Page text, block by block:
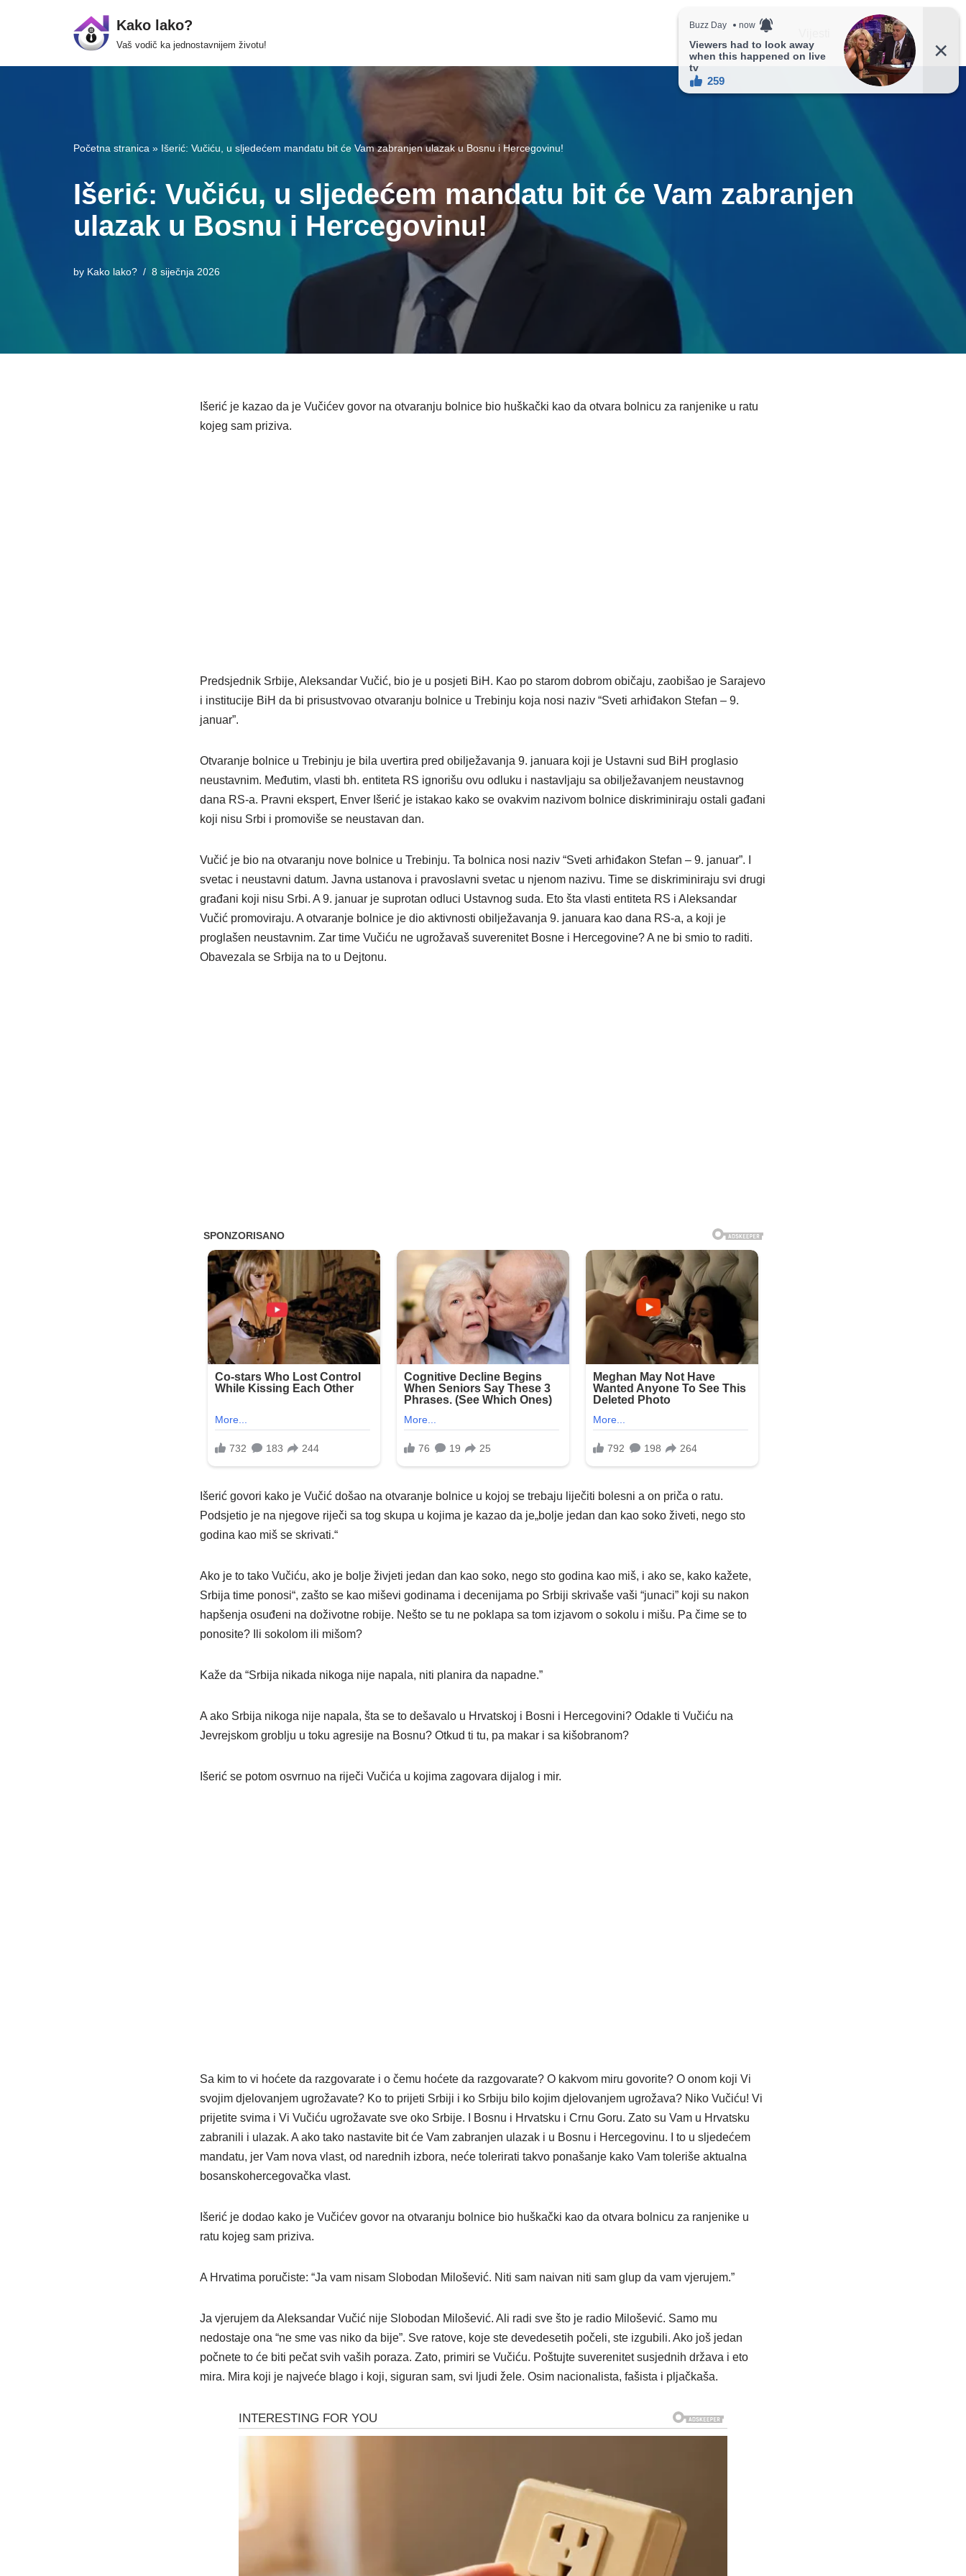
Kako lako?
Vaš vodič ka jednostavnijem životu!
Recepti
Početna stranica » Išerić: Vučiću, u sljedećem mandatu bit će Vam zabranjen ulazak u Bosnu i Hercegovinu!
Išerić: Vučiću, u sljedećem mandatu bit će Vam zabranjen
ulazak u Bosnu i Hercegovinu!
by Kako lako? 8 siječnja 2026
Išerić je kazao da je Vučićev govor na otvaranju bolnice bio huškački kao da otvara bolnicu za ranjenike u ratu
kojeg sam priziva.
Predsjednik Srbije, Aleksandar Vučić, bio je u posjeti BiH. Kao po starom dobrom običaju, zaobišao je Sarajevo
i institucije BiH da bi prisustvovao otvaranju bolnice u Trebinju koja nosi naziv “Sveti arhiđakon Stefan – 9.
januar”.
Otvaranje bolnice u Trebinju je bila uvertira pred obilježavanja 9. januara koji je Ustavni sud BiH proglasio
neustavnim. Međutim, vlasti bh. entiteta RS ignorišu ovu odluku i nastavljaju sa obilježavanjem neustavnog
dana RS-a. Pravni ekspert, Enver Išerić je istakao kako se ovakvim nazivom bolnice diskriminiraju ostali gađani
koji nisu Srbi i promoviše se neustavan dan.
Vučić je bio na otvaranju nove bolnice u Trebinju. Ta bolnica nosi naziv “Sveti arhiđakon Stefan – 9. januar”. I
svetac i neustavni datum. Javna ustanova i pravoslavni svetac u njenom nazivu. Time se diskriminiraju svi drugi
građani koji nisu Srbi. A 9. januar je suprotan odluci Ustavnog suda. Eto šta vlasti entiteta RS i Aleksandar
Vučić promoviraju. A otvaranje bolnice je dio aktivnosti obilježavanja 9. januara kao dana RS-a, a koji je
proglašen neustavnim. Zar time Vučiću ne ugrožavaš suverenitet Bosne i Hercegovine? A ne bi smio to raditi.
Obavezala se Srbija na to u Dejtonu.
Išerić govori kako je Vučić došao na otvaranje bolnice u kojoj se trebaju liječiti bolesni a on priča o ratu.
Podsjetio je na njegove riječi sa tog skupa u kojima je kazao da je„bolje jedan dan kao soko živeti, nego sto
godina kao miš se skrivati.“
Ako je to tako Vučiću, ako je bolje živjeti jedan dan kao soko, nego sto godina kao miš, i ako se, kako kažete,
Srbija time ponosi“, zašto se kao miševi godinama i decenijama po Srbiji skrivaše vaši “junaci” koji su nakon
hapšenja osuđeni na doživotne robije. Nešto se tu ne poklapa sa tom izjavom o sokolu i mišu. Pa čime se to
ponosite? Ili sokolom ili mišom?
Kaže da “Srbija nikada nikoga nije napala, niti planira da napadne.”
A ako Srbija nikoga nije napala, šta se to dešavalo u Hrvatskoj i Bosni i Hercegovini? Odakle ti Vučiću na
Jevrejskom groblju u toku agresije na Bosnu? Otkud ti tu, pa makar i sa kišobranom?
Išerić se potom osvrnuo na riječi Vučića u kojima zagovara dijalog i mir.
Sa kim to vi hoćete da razgovarate i o čemu hoćete da razgovarate? O kakvom miru govorite? O onom koji Vi
svojim djelovanjem ugrožavate? Ko to prijeti Srbiji i ko Srbiju bilo kojim djelovanjem ugrožava? Niko Vučiću! Vi
prijetite svima i Vi Vučiću ugrožavate sve oko Srbije. I Bosnu i Hrvatsku i Crnu Goru. Zato su Vam u Hrvatsku
zabranili i ulazak. A ako tako nastavite bit će Vam zabranjen ulazak i u Bosnu i Hercegovinu. I to u sljedećem
mandatu, jer Vam nova vlast, od narednih izbora, neće tolerirati takvo ponašanje kako Vam toleriše aktualna
bosanskohercegovačka vlast.
Išerić je dodao kako je Vučićev govor na otvaranju bolnice bio huškački kao da otvara bolnicu za ranjenike u
ratu kojeg sam priziva.
A Hrvatima poručiste: “Ja vam nisam Slobodan Milošević. Niti sam naivan niti sam glup da vam vjerujem.”
Ja vjerujem da Aleksandar Vučić nije Slobodan Milošević. Ali radi sve što je radio Milošević. Samo mu
nedostaje ona “ne sme vas niko da bije”. Sve ratove, koje ste devedesetih počeli, ste izgubili. Ako još jedan
počnete to će biti pečat svih vaših poraza. Zato, primiri se Vučiću. Poštujte suverenitet susjednih država i eto
mira. Mira koji je najveće blago i koji, siguran sam, svi ljudi žele. Osim nacionalista, fašista i pljačkaša.